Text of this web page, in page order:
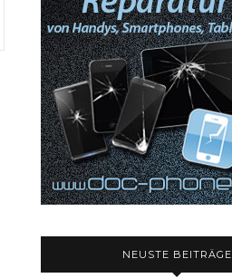
NEUSTE BEITRÄGE